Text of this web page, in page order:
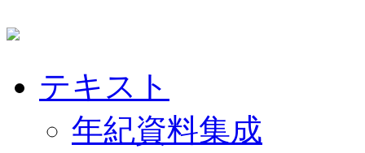
テキスト
年紀資料集成